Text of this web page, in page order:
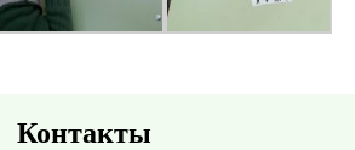
Контакты